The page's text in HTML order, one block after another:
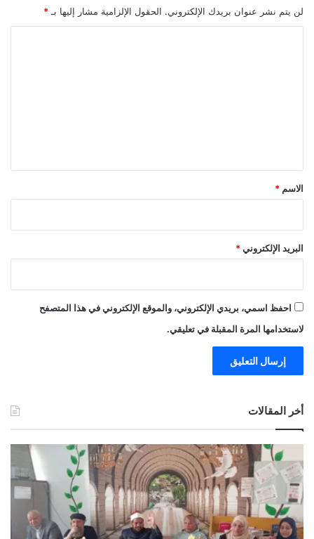
لن يتم نشر عنوان بريدك الإلكتروني. الحقول الإلزامية مشار إليها بـ *
*
الاسم *
البريد الإلكتروني *
احفظ اسمي، بريدي الإلكتروني، والموقع الإلكتروني في هذا المتصفح
لاستخدامها المرة المقبلة في تعليقي.
أخر المقالات